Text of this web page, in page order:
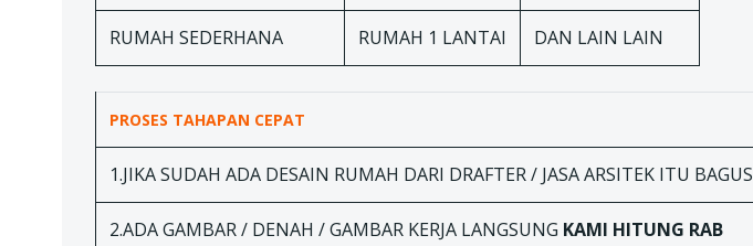
RUMAH SEDERHANA RUMAH 1 LANTAI DAN LAIN LAIN
PROSES TAHAPAN CEPAT
1.JIKA SUDAH ADA DESAIN RUMAH DARI DRAFTER / JASA ARSITEK ITU BAGUS
2.ADA GAMBAR / DENAH / GAMBAR KERJA LANGSUNG KAMI HITUNG RAB